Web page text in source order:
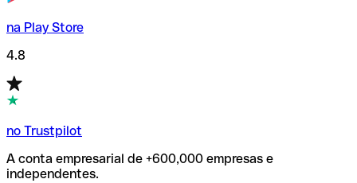
na Play Store
4.8
no Trustpilot
A conta empresarial de +600,000 empresas e
independentes.